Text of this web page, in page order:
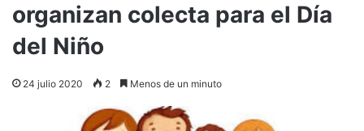
organizan colecta para el Día
del Niño
24 julio 2020 2 Menos de un minuto